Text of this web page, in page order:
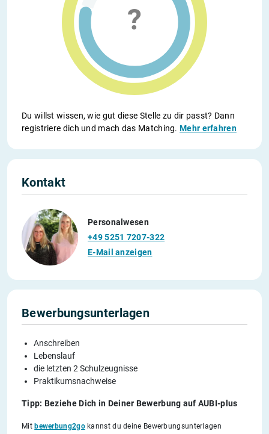
Du willst wissen, wie gut diese Stelle zu dir passt? Dann
registriere dich und mach das Matching.Mehr erfahren
Kontakt
Personalwesen
+49 5251 7207-322
E-Mail anzeigen
Bewerbungsunterlagen
Anschreiben
Lebenslauf
die letzten 2 Schulzeugnisse
Praktikumsnachweise
Tipp: Beziehe Dich in Deiner Bewerbung auf AUBI-plus
Mit bewerbung2gokannst du deine Bewerbungsunterlagen